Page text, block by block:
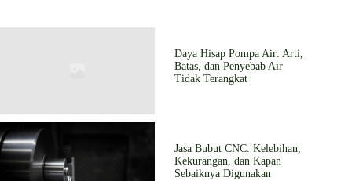
Daya Hisap Pompa Air: Arti,
Batas, dan Penyebab Air
Tidak Terangkat
Jasa Bubut CNC: Kelebihan,
Kekurangan, dan Kapan
Sebaiknya Digunakan